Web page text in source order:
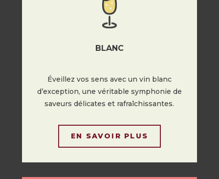
BLANC
Éveillez vos sens avec un vin blanc
d’exception, une véritable symphonie de
saveurs délicates et rafraîchissantes.
EN SAVOIR PLUS